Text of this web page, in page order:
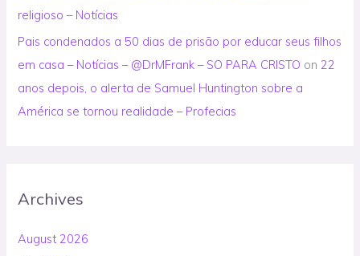
religioso – Notícias
Pais condenados a 50 dias de prisão por educar seus filhos
em casa – Notícias – @DrMFrank – SO PARA CRISTO on 22
anos depois, o alerta de Samuel Huntington sobre a
América se tornou realidade – Profecias
Archives
August 2026